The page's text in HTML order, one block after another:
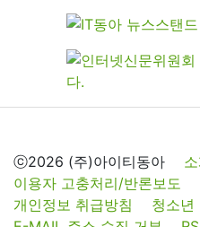
ⓒ2026 (주)아이티동아
이용자 고충처리/반론보도
개인정보 취급방침
청소년